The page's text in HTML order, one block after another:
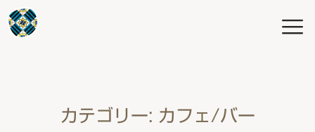
カテゴリー: カフェ/バー